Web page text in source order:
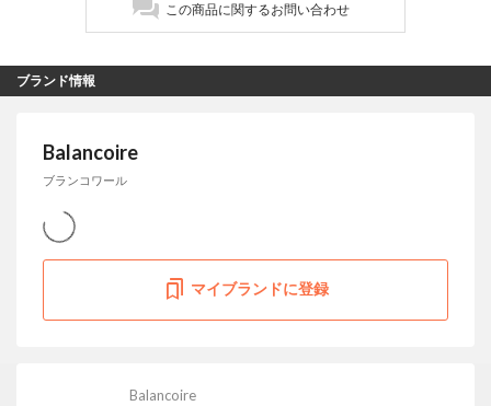
この商品に関するお問い合わせ
ブランド情報
Balancoire
ブランコワール
マイブランドに登録
Balancoire